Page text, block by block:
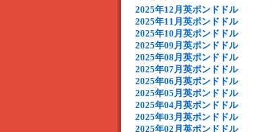
2025年12月英ポンドドル
2025年11月英ポンドドル
2025年10月英ポンドドル
2025年09月英ポンドドル
2025年08月英ポンドドル
2025年07月英ポンドドル
2025年06月英ポンドドル
2025年05月英ポンドドル
2025年04月英ポンドドル
2025年03月英ポンドドル
2025年02月英ポンドドル